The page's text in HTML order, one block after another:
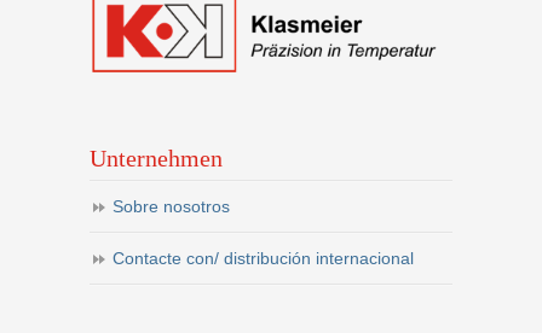
Unternehmen
Sobre nosotros
Contacte con/ distribución internacional